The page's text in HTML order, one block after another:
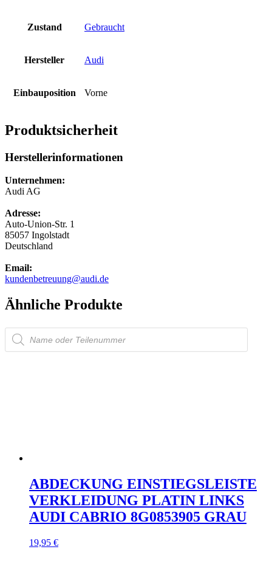
Products
search
Zustand Gebraucht
Hersteller Audi
Einbauposition Vorne
Produktsicherheit
Herstellerinformationen
Unternehmen:
Audi AG
Adresse:
Auto-Union-Str. 1
85057 Ingolstadt
Deutschland
Email:
kundenbetreuung@audi.de
Ähnliche Produkte
ABDECKUNG EINSTIEGSLEISTE
VERKLEIDUNG PLATIN LINKS
AUDI CABRIO 8G0853905 GRAU
19,95 €